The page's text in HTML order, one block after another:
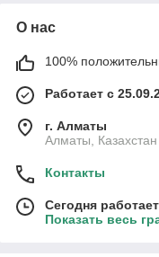
О нас
100%
Работает с
г. Алматы
Алматы, Казахстан
Контакты
Сегодня
Показать весь